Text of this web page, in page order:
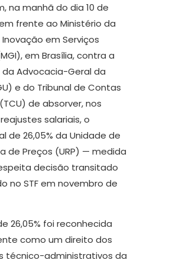
na manhã do dia 10 de
frente ao Ministério da
em Serviços
em Brasília, contra a
Advocacia-Geral da
e do Tribunal de Contas
de absorver, nos
salariais, o
de 26,05% da Unidade de
de Preços (URP) — medida
decisão transitado
no STF em novembro de
26,05% foi reconhecida
como um direito dos
técnico-administrativos da